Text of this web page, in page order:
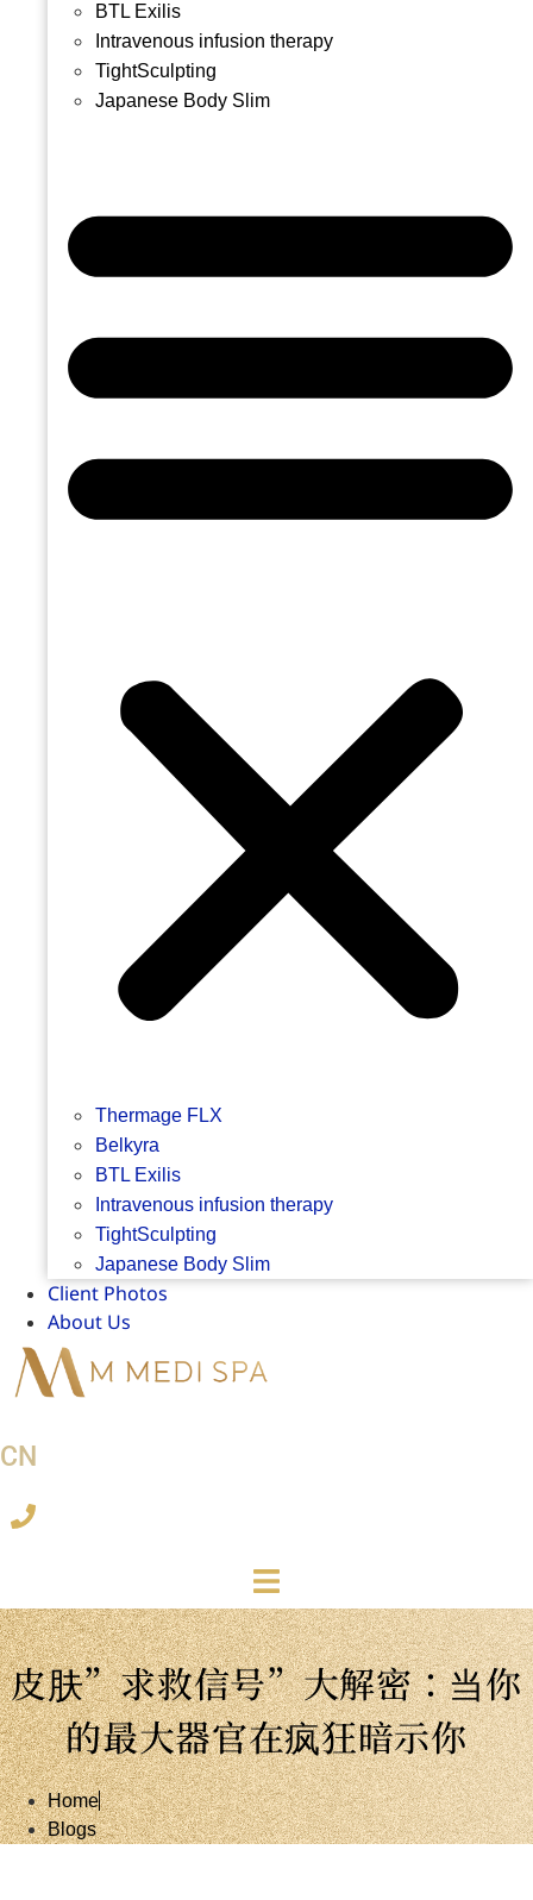
BTL Exilis
Intravenous infusion therapy
TightSculpting
Japanese Body Slim
Thermage FLX
Belkyra
BTL Exilis
Intravenous infusion therapy
TightSculpting
Japanese Body Slim
Client Photos
About Us
CN
皮肤”求救信号”大解密：当你
的最大器官在疯狂暗示你
Home
Blogs